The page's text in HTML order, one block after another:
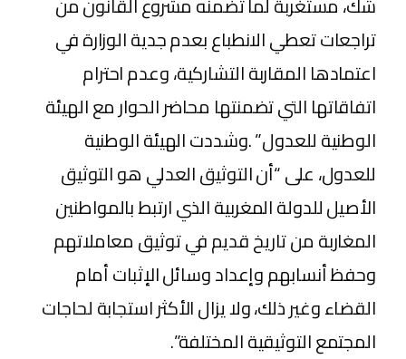
تراجعات تعطي الانطباع بعدم جدية الوزارة في
اعتمادها المقاربة التشاركية، وعدم احترام
اتفاقاتها التي تضمنتها محاضر الحوار مع الهيئة
الوطنية للعدول” .وشددت الهيئة الوطنية
للعدول، على “أن التوثيق العدلي هو التوثيق
الأصيل للدولة المغربية الذي ارتبط بالمواطنين
المغاربة من تاريخ قديم في توثيق معاملاتهم
وحفظ أنسابهم وإعداد وسائل الإثبات أمام
القضاء وغير ذلك، ولا يزال الأكثر استجابة لحاجات
المجتمع التوثيقية المختلفة”.